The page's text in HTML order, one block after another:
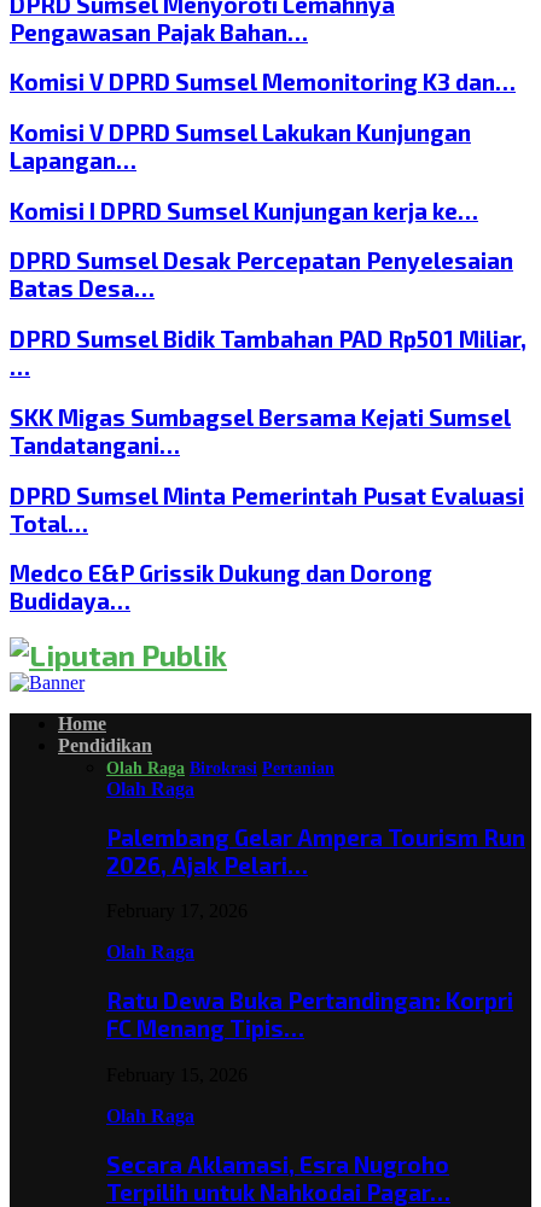
Pengawasan Pajak Bahan…
Komisi V DPRD Sumsel Memonitoring K3 dan…
Komisi V DPRD Sumsel Lakukan Kunjungan
Lapangan…
Komisi I DPRD Sumsel Kunjungan kerja ke…
DPRD Sumsel Desak Percepatan Penyelesaian
Batas Desa…
DPRD Sumsel Bidik Tambahan PAD Rp501 Miliar,
…
SKK Migas Sumbagsel Bersama Kejati Sumsel
Tandatangani…
DPRD Sumsel Minta Pemerintah Pusat Evaluasi
Total…
Medco E&P Grissik Dukung dan Dorong
Budidaya…
Home
Pendidikan
Olah Raga Birokrasi Pertanian
Olah Raga
Palembang Gelar Ampera Tourism Run
2026, Ajak Pelari…
Olah Raga
Ratu Dewa Buka Pertandingan: Korpri
FC Menang Tipis…
Olah Raga
Secara Aklamasi, Esra Nugroho
Terpilih untuk Nahkodai Pagar…